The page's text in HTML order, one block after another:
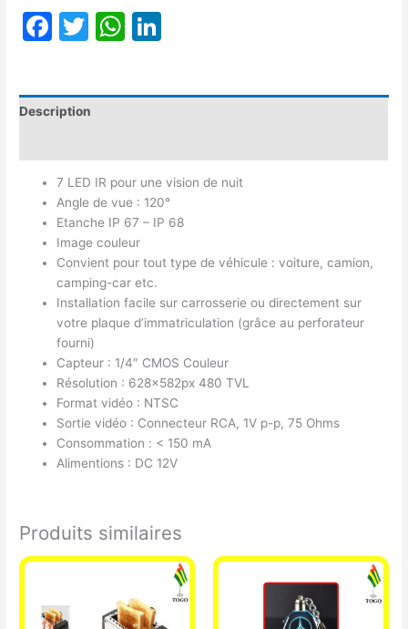
Facebook
TwitterWhatsApp
Description
7 LED IR pour une vision de nuit
Angle de vue : 120°
Etanche IP 67 – IP 68
Image couleur
Convient pour tout type de véhicule : voiture, camion,
camping-car etc.
Installation facile sur carrosserie ou directement sur
votre plaque d’immatriculation (grâce au perforateur
fourni)
Capteur : 1/4″ CMOS Couleur
Résolution : 628x582px 480 TVL
Format vidéo : NTSC
Sortie vidéo : Connecteur RCA, 1V p-p, 75 Ohms
Consommation : < 150 mA
Alimentions : DC 12V
Produits similaires